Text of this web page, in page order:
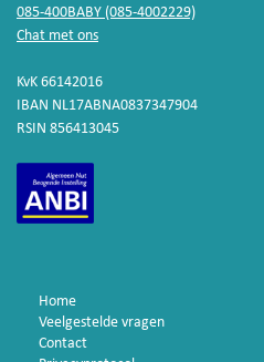
085-400BABY (085-4002229)
Chat met ons
KvK 66142016
IBAN NL17ABNA0837347904
RSIN 856413045
Home
Veelgestelde vragen
Contact